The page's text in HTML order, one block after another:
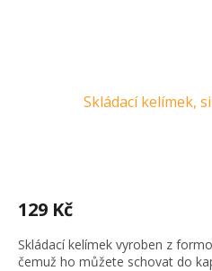
Skládací kelímek,
129 Kč
Skládací kelímek vyroben z
čemuž ho můžete schovat do